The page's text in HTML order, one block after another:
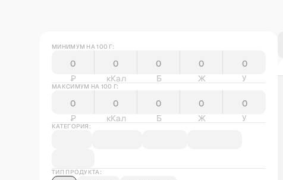
МИНИМУМ НА 100 Г:
₽ кКал Б Ж У
МАКСИМУМ НА 100 Г:
₽ кКал Б Ж У
КАТЕГОРИЯ:
ТИП ПРОДУКТА: